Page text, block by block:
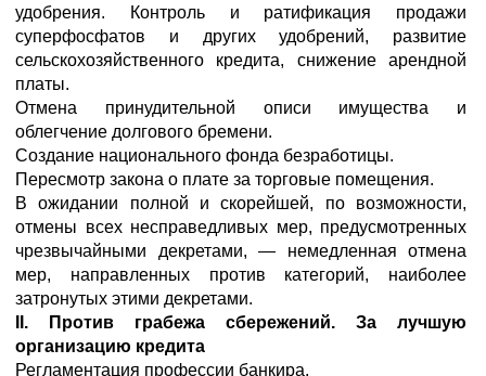
удобрения. Контроль и ратификация продажи
суперфосфатов и других удобрений, развитие
сельскохозяйственного кредита, снижение арендной
платы.
Отмена принудительной описи имущества и
облегчение долгового бремени.
Создание национального фонда безработицы.
Пересмотр закона о плате за торговые помещения.
В ожидании полной и скорейшей, по возможности,
отмены всех несправедливых мер, предусмотренных
чрезвычайными декретами, — немедленная отмена
мер, направленных против категорий, наиболее
затронутых этими декретами.
II. Против грабежа сбережений. За лучшую
организацию кредита
Регламентация профессии банкира.